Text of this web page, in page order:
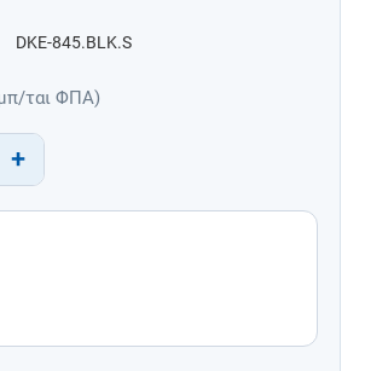
DKE-845.BLK.S
ται ΦΠΑ)
+